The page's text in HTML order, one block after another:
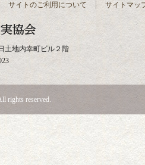
サイトのご利用について サイトマッ
地内幸町ビル２階
rights reserved.